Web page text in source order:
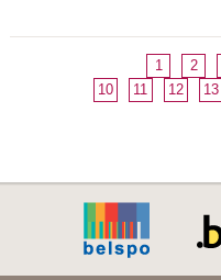
1 2
10
11 12 13